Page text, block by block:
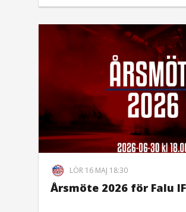
LÖR 16 MAJ 18:30
Årsmöte 2026 för Falu IF